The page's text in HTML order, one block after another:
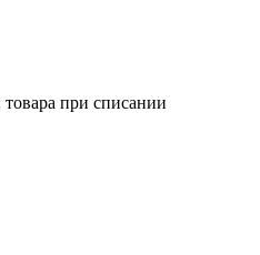
при списании